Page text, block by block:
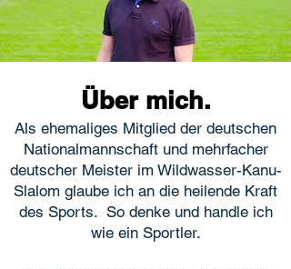
Über mich.
Als ehemaliges Mitglied der deutschen
Nationalmannschaft und mehrfacher
deutscher Meister im Wildwasser-Kanu-
Slalom glaube ich an die heilende Kraft
des Sports. So denke und handle ich
wie ein Sportler.